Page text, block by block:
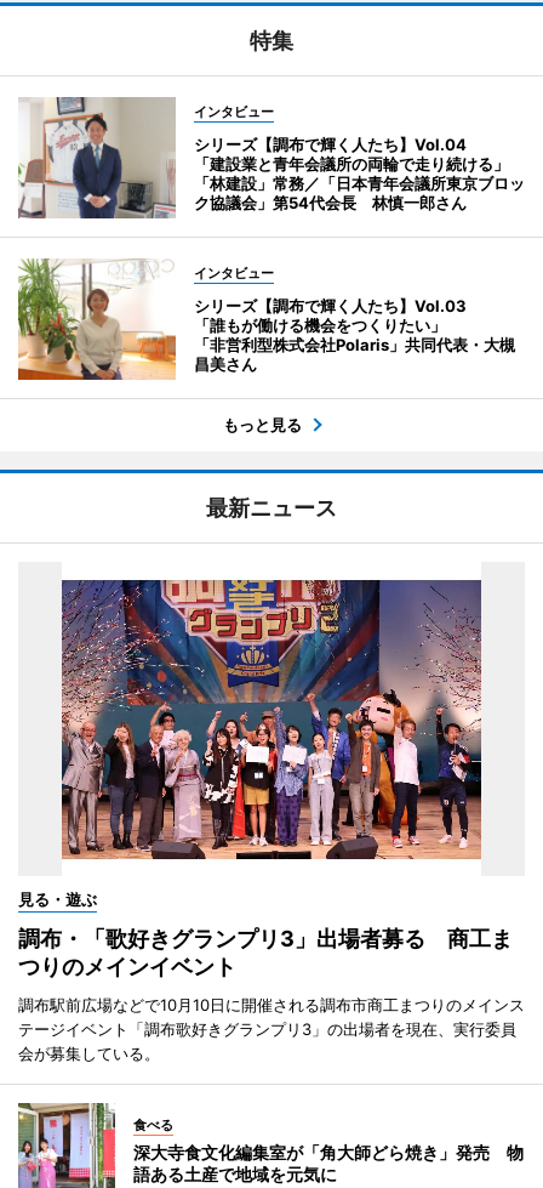
特集
インタビュー
シリーズ【調布で輝く人たち】Vol.04
「建設業と青年会議所の両輪で走り続ける」
「林建設」常務／「日本青年会議所東京ブロッ
ク協議会」第54代会長 林慎一郎さん
インタビュー
シリーズ【調布で輝く人たち】Vol.03
「誰もが働ける機会をつくりたい」
「非営利型株式会社Polaris」共同代表・大槻
昌美さん
もっと見る
最新ニュース
見る・遊ぶ
調布・「歌好きグランプリ3」出場者募る 商工ま
つりのメインイベント
調布駅前広場などで10月10日に開催される調布市商工まつりのメインス
テージイベント「調布歌好きグランプリ3」の出場者を現在、実行委員
会が募集している。
食べる
深大寺食文化編集室が「角大師どら焼き」発売 物
語ある土産で地域を元気に